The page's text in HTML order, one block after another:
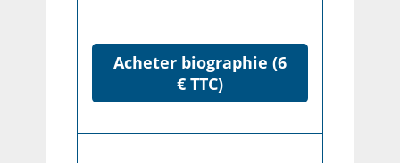
Acheter biographie (6
€ TTC)